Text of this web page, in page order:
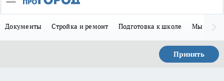
Документы Стройка и ремонт Подготовка к школе Мы в MAX
Принять